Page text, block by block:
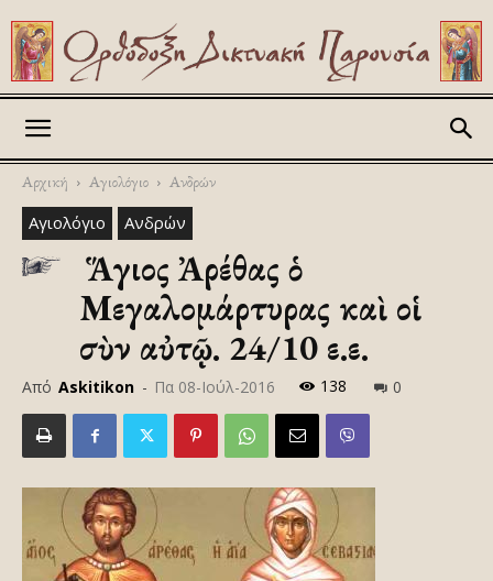
Αρχική Αγιολόγιο Ανδρών
Αγιολόγιο Ανδρών
Ὁ Ἅγιος Ἀρέθας ὁ
Μεγαλομάρτυρας καὶ οἱ
σὺν αὐτῷ. 24/10 ε.ε.
Από Askitikon - Πα 08-Ιούλ-2016 138 0